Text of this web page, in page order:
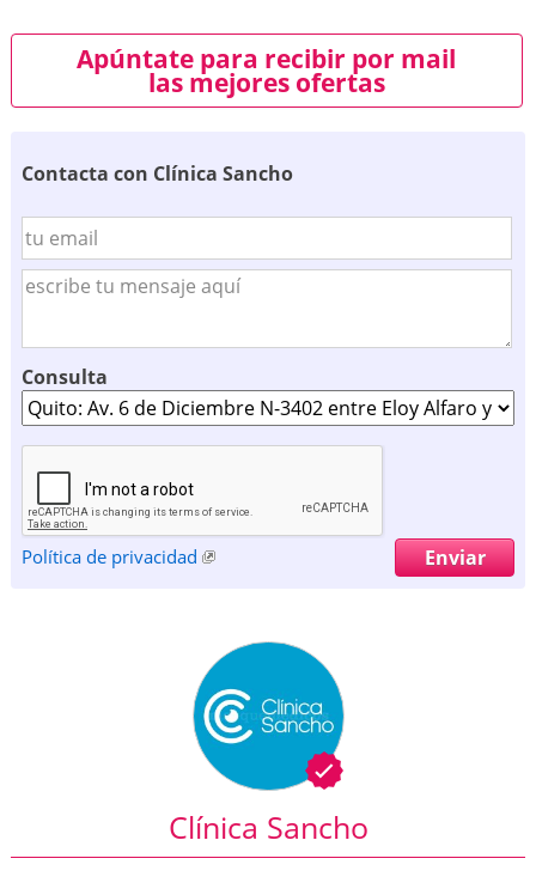
Apúntate para recibir por mail
las mejores ofertas
Contacta con Clínica Sancho
Consulta
Política de privacidad
Clínica Sancho